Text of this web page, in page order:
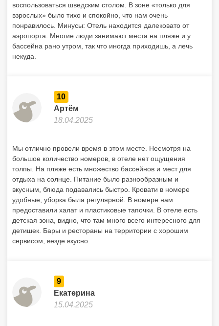
воспользоваться шведским столом. В зоне «только для
взрослых» было тихо и спокойно, что нам очень
понравилось. Минусы: Отель находится далековато от
аэропорта. Многие люди занимают места на пляже и у
бассейна рано утром, так что иногда приходишь, а лечь
некуда.
10
Артём
18.04.2025
Мы отлично провели время в этом месте. Несмотря на
большое количество номеров, в отеле нет ощущения
толпы. На пляже есть множество бассейнов и мест для
отдыха на солнце. Питание было разнообразным и
вкусным, блюда подавались быстро. Кровати в номере
удобные, уборка была регулярной. В номере нам
предоставили халат и пластиковые тапочки. В отеле есть
детская зона, видно, что там много всего интересного для
детишек. Бары и рестораны на территории с хорошим
сервисом, везде вкусно.
9
Екатерина
15.04.2025